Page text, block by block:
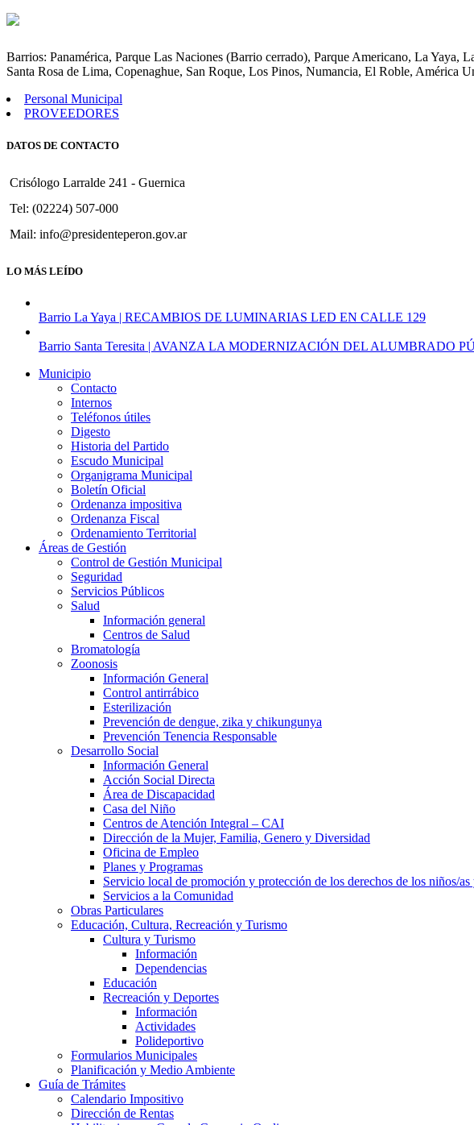
Barrios: Panamérica, Parque Las Naciones (Barrio cerrado), Parque Americano, La Yaya,
Santa Rosa de Lima, Copenaghue, San Roque, Los Pinos, Numancia, El Roble, América
Personal Municipal
PROVEEDORES
DATOS DE CONTACTO
Crisólogo Larralde 241 - Guernica
Tel: (02224) 507-000
Mail: info@presidenteperon.gov.ar
LO MÁS LEÍDO
Barrio La Yaya | RECAMBIOS DE LUMINARIAS LED EN CALLE 129
Barrio Santa Teresita | AVANZA LA MODERNIZACIÓN DEL ALUMBRADO
Municipio
Contacto
Internos
Teléfonos útiles
Digesto
Historia del Partido
Escudo Municipal
Organigrama Municipal
Boletín Oficial
Ordenanza impositiva
Ordenanza Fiscal
Ordenamiento Territorial
Áreas de Gestión
Control de Gestión Municipal
Seguridad
Servicios Públicos
Salud
Información general
Centros de Salud
Bromatología
Zoonosis
Información General
Control antirrábico
Esterilización
Prevención de dengue, zika y chikungunya
Prevención Tenencia Responsable
Desarrollo Social
Información General
Acción Social Directa
Área de Discapacidad
Casa del Niño
Centros de Atención Integral – CAI
Dirección de la Mujer, Familia, Genero y Diversidad
Oficina de Empleo
Planes y Programas
Servicio local de promoción y protección de los derechos de los niños/as
Servicios a la Comunidad
Obras Particulares
Educación, Cultura, Recreación y Turismo
Cultura y Turismo
Información
Dependencias
Educación
Recreación y Deportes
Información
Actividades
Polideportivo
Formularios Municipales
Planificación y Medio Ambiente
Guía de Trámites
Calendario Impositivo
Dirección de Rentas